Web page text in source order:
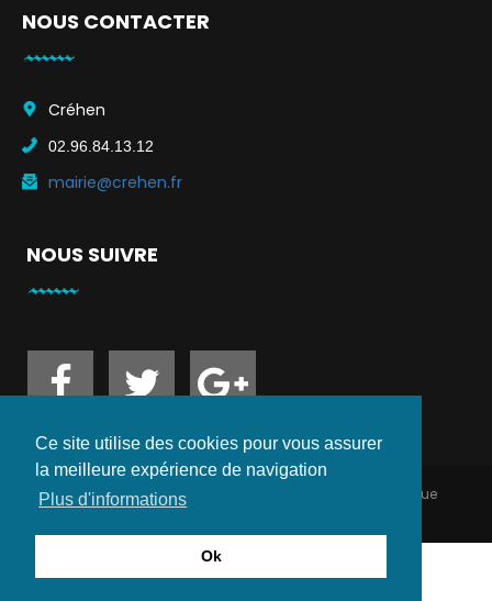
Ce site utilise des cookies pour vous assurer
la meilleure expérience de navigation
Plus d'informations
Ok
NOUS CONTACTER
Créhen
02.96.84.13.12
mairie@crehen.fr
NOUS SUIVRE
Copyright 2021. Mairie de CREHEN - Réalisation technique